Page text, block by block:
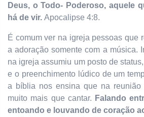
Deus, o Todo- Poderoso, aquele
há de vir. Apocalipse 4:8.
É comum ver na igreja pessoas que
a adoração somente com a música.
na igreja assumiu um posto de
e o preenchimento lúdico de um
a bíblia nos ensina que na
muito mais que cantar. Falando
entoando e louvando de coração